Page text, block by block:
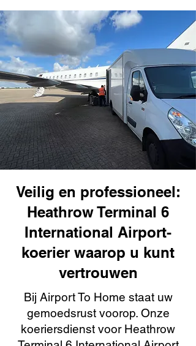
Veilig en professioneel:
Heathrow Terminal 6
International Airport-
koerier waarop u kunt
vertrouwen
Bij Airport To Home staat uw
gemoedsrust voorop. Onze
koeriersdienst voor Heathrow